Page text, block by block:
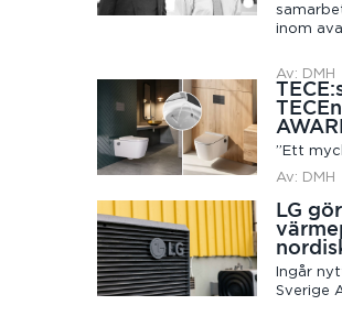
inom
Av: DMH
”Ett
Av: DMH
LG
Ingår
Sverige